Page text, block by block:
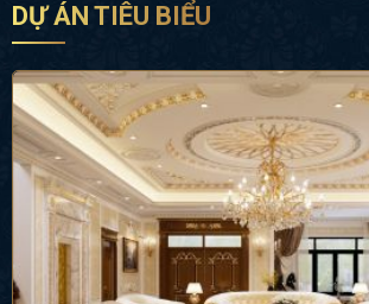
DỰ ÁN TIÊU BIỂU